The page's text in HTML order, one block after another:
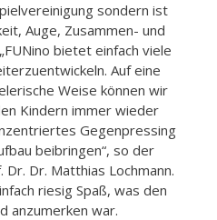
sondern ist
Auge, Zusammen- und
bietet einfach viele
Auf eine
Weise können wir
Kindern immer wieder
Gegenpressing
beibringen“, so der
Dr. Matthias Lochmann.
riesig Spaß, was den
anzumerken war.